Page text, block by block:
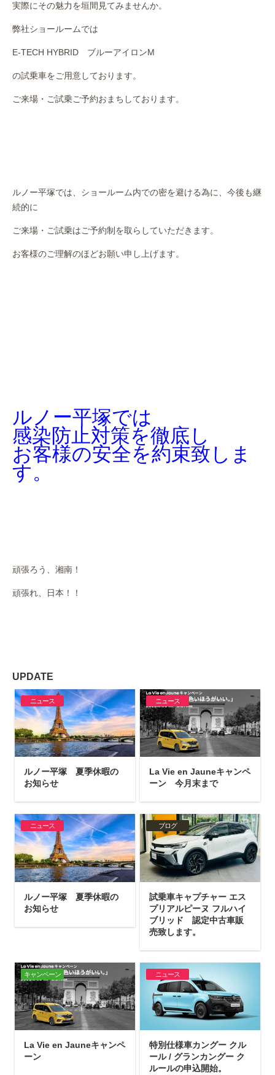
実際にその魅力を垣間見てみませんか。
弊社ショールームでは
E-TECH HYBRID ブルーアイロンM
の試乗車をご用意しております。
ご来場・ご試乗ご予約おまちしております。
ルノー平塚では、ショールーム内での密を避ける為に、今後も継
続的に
ご来場・ご試乗はご予約制を取らしていただきます。
お客様のご理解のほどお願い申し上げます。
ルノー平塚では
感染防止対策を徹底し
お客様の安全を約束致しま
す。
頑張ろう、湘南！
頑張れ、日本！！
UPDATE
ニュース
ルノー平塚 夏季休暇の
お知らせ
ニュース
La Vie en Jauneキャンペ
ーン 今月末まで
ニュース
ルノー平塚 夏季休暇の
お知らせ
ブログ
試乗車キャプチャー エス
プリアルピーヌ フルハイ
ブリッド 認定中古車販
売致します。
キャンペーン
La Vie en Jauneキャンペ
ーン
ニュース
特別仕様車カングー クル
ール / グランカングー ク
ルールの申込開始。